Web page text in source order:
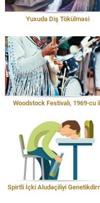
Yuxuda Diş Tökülməsi
Woodstock Festivalı, 1969-cu
Spirtli İçki Aludəçiliyi